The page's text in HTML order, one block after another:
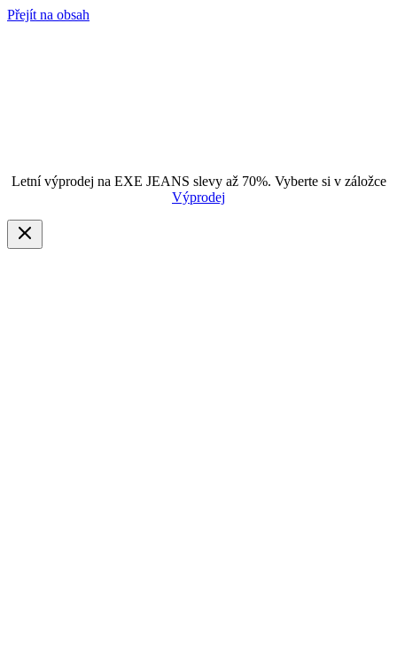
Přejít na obsah
Letní výprodej na EXE JEANS slevy až 70%. Vyberte si v záložce
Výprodej